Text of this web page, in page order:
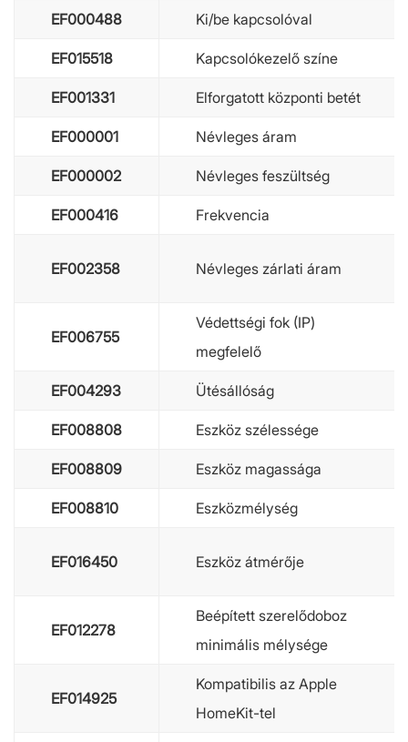
EF000488 Ki/be kapcsolóval
EF015518 Kapcsolókezelő színe
EF001331 Elforgatott központi betét
EF000001 Névleges áram
EF000002 Névleges feszültség
EF000416 Frekvencia
EF002358 Névleges zárlati áram
EF006755
Védettségi fok (IP)
megfelelő
EF004293 Ütésállóság
EF008808 Eszköz szélessége
EF008809 Eszköz magassága
EF008810 Eszközmélység
EF016450 Eszköz átmérője
EF012278
Beépített szerelődoboz
minimális mélysége
EF014925
Kompatibilis az Apple
HomeKit-tel